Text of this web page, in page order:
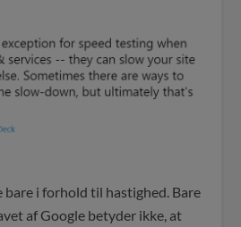
i forhold til hastighed. Bare
af Google betyder ikke, at